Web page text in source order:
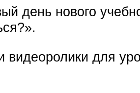
день нового
для